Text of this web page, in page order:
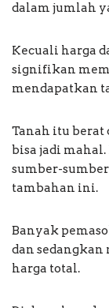
dalam jumlah
Kecuali harga
signifikan
mendapatkan
Tanah itu berat
bisa jadi
sumber-
tambahan ini.
Banyak
dan
harga total.